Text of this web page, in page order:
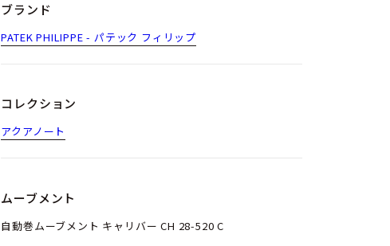
ブランド
PATEK PHILIPPE - パテック フィリップ
コレクション
アクアノート
ムーブメント
自動巻ムーブメント キャリバー CH 28‑520 C